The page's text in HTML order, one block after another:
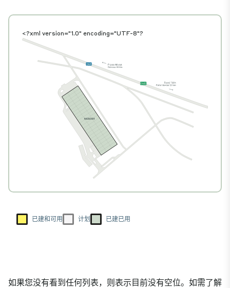
<?xml version="1.0" encoding="UTF-8"?
已建和可用 计划 已建已用
如果您没有看到任何列表，则表示目前没有空位。如需了解